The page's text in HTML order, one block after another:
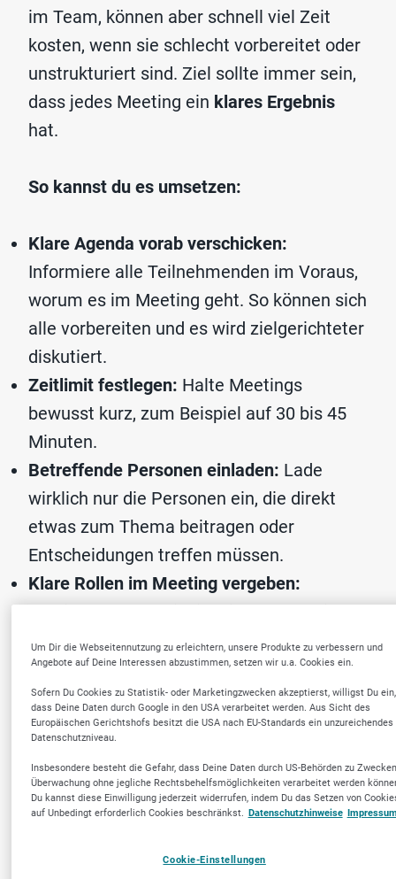
im Team, können aber schnell viel Zeit
kosten, wenn sie schlecht vorbereitet oder
unstrukturiert sind. Ziel sollte immer sein,
dass jedes Meeting ein klares Ergebnis
hat.
So kannst du es umsetzen:
Klare Agenda vorab verschicken:
Informiere alle Teilnehmenden im Voraus,
worum es im Meeting geht. So können sich
alle vorbereiten und es wird zielgerichteter
diskutiert.
Zeitlimit festlegen: Halte Meetings
bewusst kurz, zum Beispiel auf 30 bis 45
Minuten.
Betreffende Personen einladen: Lade
wirklich nur die Personen ein, die direkt
etwas zum Thema beitragen oder
Entscheidungen treffen müssen.
Klare Rollen im Meeting vergeben:
Bestimme zum Beispiel eine Moderation
und eine Person für das Protokoll. So bleibt
das Meeting strukturiert und es geht nichts
verloren.
Entscheidungen aktiv treffen:Achte
Entscheidungen stehen und nicht nur
diskutiert wird.
direkt im Anschluss fest, welche
Um Dir die Webseitennutzung zu erleichtern, unsere Produkte zu verbessern und
Angebote auf Deine Interessen abzustimmen, setzen wir u.a. Cookies ein.
Sofern Du Cookies zu Statistik- oder Marketingzwecken akzeptierst, willigst Du ein,
dass Deine Daten durch Google in den USA verarbeitet werden. Aus Sicht des
Europäischen Gerichtshofs besitzt die USA nach EU-Standards ein unzureichendes
Datenschutzniveau.
Insbesondere besteht die Gefahr, dass Deine Daten durch US-Behörden zu
Überwachung ohne jegliche Rechtsbehelfsmöglichkeiten verarbeitet werden
Du kannst diese Einwilligung jederzeit widerrufen, indem Du das Setzen von
auf Unbedingt erforderlich Cookies beschränkst. Datenschutzhinweise
Cookie-Einstellungen